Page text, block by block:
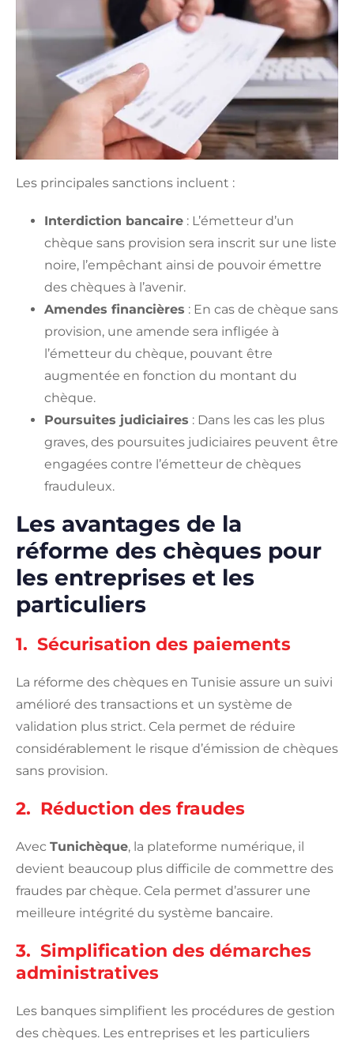
Les principales sanctions incluent :
Interdiction bancaire : L’émetteur d’un
chèque sans provision sera inscrit sur une liste
noire, l’empêchant ainsi de pouvoir émettre
des chèques à l’avenir.
Amendes financières : En cas de chèque sans
provision, une amende sera infligée à
l’émetteur du chèque, pouvant être
augmentée en fonction du montant du
chèque.
Poursuites judiciaires : Dans les cas les plus
graves, des poursuites judiciaires peuvent être
engagées contre l’émetteur de chèques
frauduleux.
Les avantages de la
réforme des chèques pour
les entreprises et les
particuliers
1. Sécurisation des paiements
La réforme des chèques en Tunisie assure un suivi
amélioré des transactions et un système de
validation plus strict. Cela permet de réduire
considérablement le risque d’émission de chèques
sans provision.
2. Réduction des fraudes
Avec Tunichèque, la plateforme numérique, il
devient beaucoup plus difficile de commettre des
fraudes par chèque. Cela permet d’assurer une
meilleure intégrité du système bancaire.
3. Simplification des démarches
administratives
Les banques simplifient les procédures de gestion
des chèques. Les entreprises et les particuliers